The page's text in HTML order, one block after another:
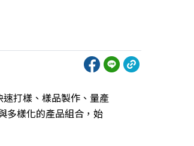
打樣、樣品製作、量產
多樣化的產品組合，始